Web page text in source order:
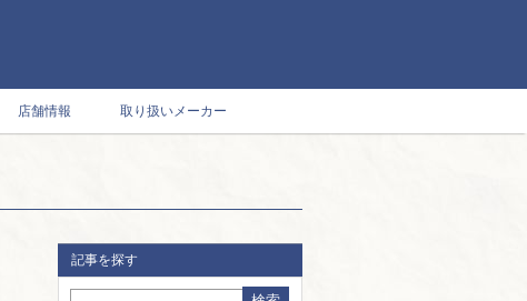
店舗情報 取り扱いメーカー
記事を探す